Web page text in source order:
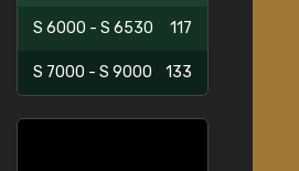
S 6000 - S 6530 117
S 7000 - S 9000 133